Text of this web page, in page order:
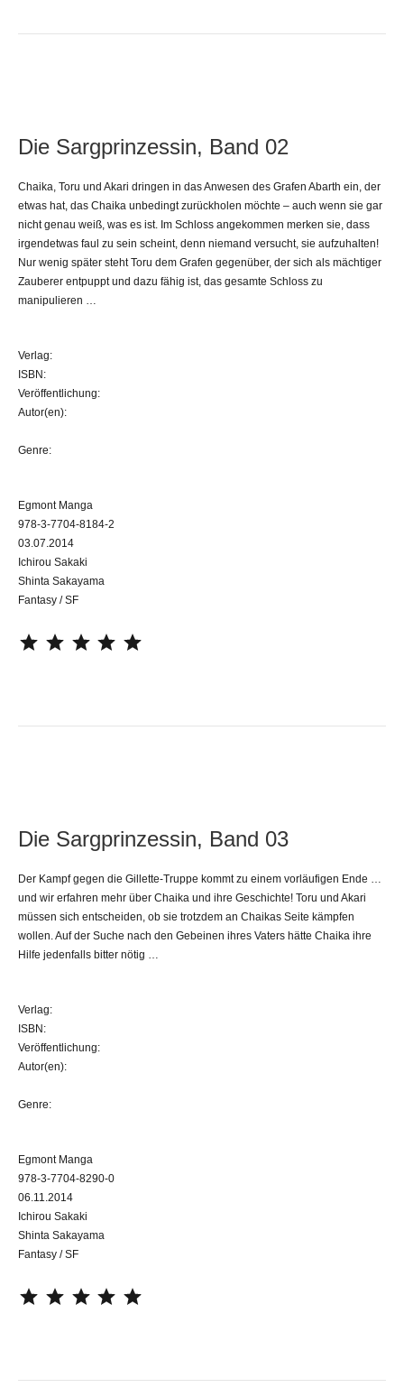
Die Sargprinzessin, Band 02
Chaika, Toru und Akari dringen in das Anwesen des Grafen Abarth ein, der
etwas hat, das Chaika unbedingt zurückholen möchte – auch wenn sie gar
nicht genau weiß, was es ist. Im Schloss angekommen merken sie, dass
irgendetwas faul zu sein scheint, denn niemand versucht, sie aufzuhalten!
Nur wenig später steht Toru dem Grafen gegenüber, der sich als mächtiger
Zauberer entpuppt und dazu fähig ist, das gesamte Schloss zu
manipulieren …
Verlag:
ISBN:
Veröffentlichung:
Autor(en):
Genre:
Egmont Manga
978-3-7704-8184-2
03.07.2014
Ichirou Sakaki
Shinta Sakayama
Fantasy / SF
Die Sargprinzessin, Band 03
Der Kampf gegen die Gillette-Truppe kommt zu einem vorläufigen Ende …
und wir erfahren mehr über Chaika und ihre Geschichte! Toru und Akari
müssen sich entscheiden, ob sie trotzdem an Chaikas Seite kämpfen
wollen. Auf der Suche nach den Gebeinen ihres Vaters hätte Chaika ihre
Hilfe jedenfalls bitter nötig …
Verlag:
ISBN:
Veröffentlichung:
Autor(en):
Genre:
Egmont Manga
978-3-7704-8290-0
06.11.2014
Ichirou Sakaki
Shinta Sakayama
Fantasy / SF